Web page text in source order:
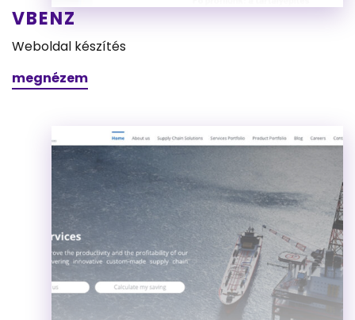
VBENZ
Weboldal készítés
megnézem